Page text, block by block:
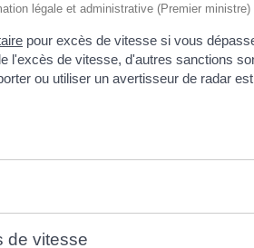
légale et administrative (Premier ministre)
pour excès de vitesse si vous
l'excès de vitesse, d'autres sanctions
ou utiliser un avertisseur de radar
de vitesse